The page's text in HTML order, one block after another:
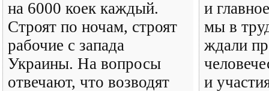
на 6000 коек каждый.
Строят по ночам, строят
рабочие с запада
Украины. На вопросы
отвечают, что возводят
и
мы в
ждали
и